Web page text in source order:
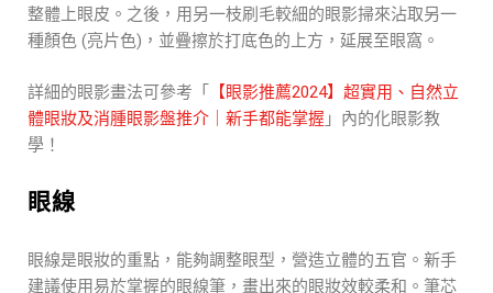
整體上眼皮。之後，用另一枝刷毛較細的眼影掃來沾取另一
種顏色 (亮片色)，並疊擦於打底色的上方，延展至眼窩。
詳細的眼影畫法可參考「
【眼影推薦2024】超實用、自然立
體眼妝及消腫眼影盤推介｜新手都能掌握 」內的化眼影教
學！
眼線
眼線是眼妝的重點，能夠調整眼型，營造立體的五官。新手
建議使用易於掌握的眼線筆，畫出來的眼妝效較柔和。筆芯